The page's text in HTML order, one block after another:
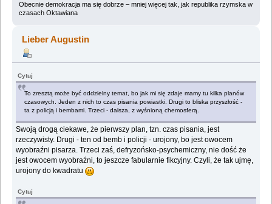
Obecnie demokracja ma się dobrze – mniej więcej tak, jak republika rzymska w
czasach Oktawiana
Lieber Augustin
Cytuj
To zresztą może być oddzielny temat, bo jak mi się zdaje mamy tu kilka planów
czasowych. Jeden z nich to czas pisania powiastki. Drugi to bliska przyszłość -
ta z policją i bembami. Trzeci - dalsza, z wyśnioną chemosferą.
Swoją drogą ciekawe, że pierwszy plan, tzn. czas pisania, jest
rzeczywisty. Drugi - ten od bemb i policji - urojony, bo jest owocem
wyobraźni pisarza. Trzeci zaś, defryzońsko-psychemiczny, nie dość że
jest owocem wyobraźni, to jeszcze fabularnie fikcyjny. Czyli, że tak ujmę,
urojony do kwadratu
Cytuj